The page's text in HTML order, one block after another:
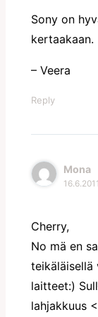
Sony on
kertaakaan.
– Veera
Reply
Mona
Cherry,
No mä en
teikäläisellä
laitteet:)
lahjakkuus